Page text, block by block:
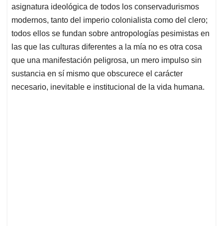
asignatura ideológica de todos los conservadurismos
modernos, tanto del imperio colonialista como del clero;
todos ellos se fundan sobre antropologías pesimistas en
las que las culturas diferentes a la mía no es otra cosa
que una manifestación peligrosa, un mero impulso sin
sustancia en sí mismo que obscurece el carácter
necesario, inevitable e institucional de la vida humana.